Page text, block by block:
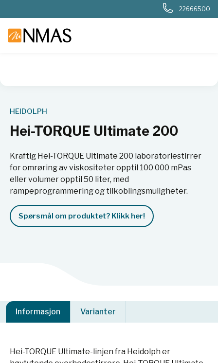
22666500
HEIDOLPH
Hei-TORQUE Ultimate 200
Kraftig Hei-TORQUE Ultimate 200 laboratoriestirrer
for omrøring av viskositeter opptil 100 000 mPas
eller volumer opptil 50 liter, med
rampeprogrammering og tilkoblingsmuligheter.
Spørsmål om produktet? Klikk her!
Informasjon Varianter
Hei-TORQUE Ultimate-linjen fra Heidolph er